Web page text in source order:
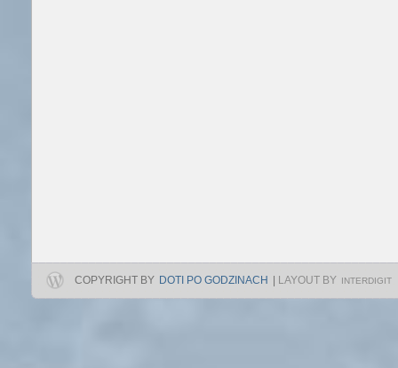
COPYRIGHT BY DOTI PO GODZINACH | LAYOUT BY INTERDIGIT